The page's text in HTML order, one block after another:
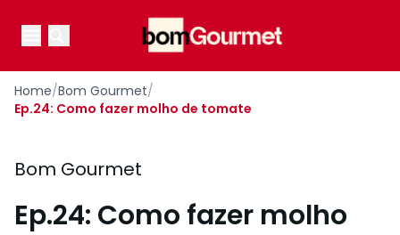
Open main menu
Open main menu
Home/Bom Gourmet/
Ep.24: Como fazer molho de tomate
Bom Gourmet
Ep.24: Como fazer molho